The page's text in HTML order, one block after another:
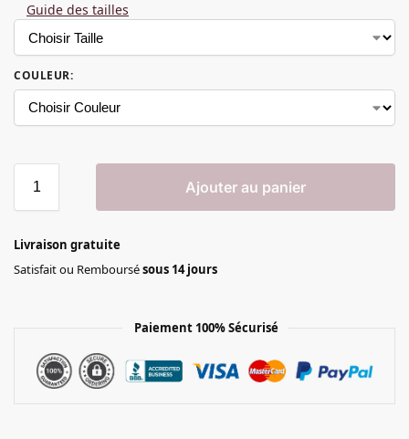
Guide des tailles
COULEUR:
Ajouter au panier
Livraison gratuite
Satisfait ou Remboursésous 14 jours
Paiement 100% Sécurisé